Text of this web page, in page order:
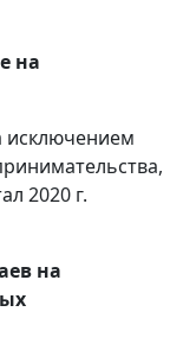
на
исключением
2020 г.
на